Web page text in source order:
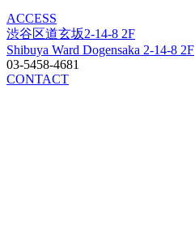
ACCESS
渋谷区道玄坂2-14-8 2F
Shibuya Ward Dogensaka 2-14-8 2F
03-5458-4681
CONTACT